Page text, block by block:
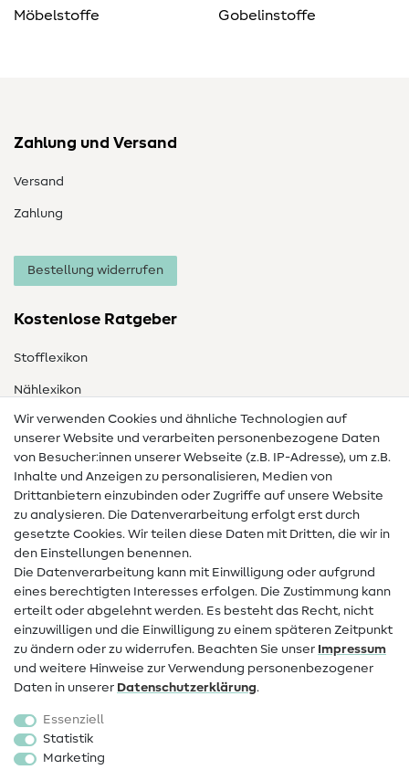
Möbelstoffe
Gobelinstoffe
Zahlung und Versand
Versand
Zahlung
Bestellung widerrufen
Kostenlose Ratgeber
Stofflexikon
Nählexikon
Nähanleitungen
Hilfe & Kontakt
Kontakt
Infos zum Betreiberwechsel
Widerrufsrecht
Beliebt
Stoffe
Sale
Schnittmuster
Wir verwenden Cookies und ähnliche Technologien auf
unserer Website und verarbeiten personenbezogene Daten
von Besucher:innen unserer Webseite (z.B. IP-Adresse), um z.B.
Inhalte und Anzeigen zu personalisieren, Medien von
Drittanbietern einzubinden oder Zugriffe auf unsere Website
zu analysieren. Die Datenverarbeitung erfolgt erst durch
gesetzte Cookies. Wir teilen diese Daten mit Dritten, die wir in
den Einstellungen benennen.
Die Datenverarbeitung kann mit Einwilligung oder aufgrund
eines berechtigten Interesses erfolgen. Die Zustimmung kann
erteilt oder abgelehnt werden. Es besteht das Recht, nicht
einzuwilligen und die Einwilligung zu einem späteren Zeitpunkt
zu ändern oder zu widerrufen. Beachten Sie unser Impressum
und weitere Hinweise zur Verwendung personenbezogener
Daten in unserer Daten­schutz­erklärung.
Essenziell
Statistik
Marketing